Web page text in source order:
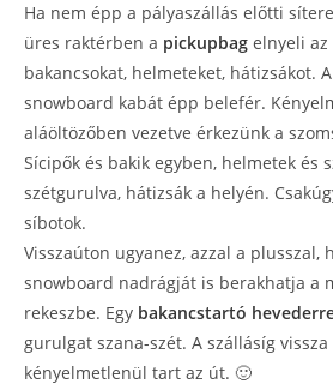
Ha nem épp a pályaszállás előtti
üres raktérben a pickupbag elnyeli
bakancsokat, helmeteket, hátizsákot. A
snowboard kabát épp belefér.
aláöltözőben vezetve érkezünk a
Sícipők és bakik egyben, helmetek és
szétgurulva, hátizsák a helyén.
síbotok.
Visszaúton ugyanez, azzal a plusszal,
snowboard nadrágját is berakhatja a
rekeszbe. Egy bakancstartó
gurulgat szana-szét. A szállásíg
kényelmetlenül tart az út. 🙂